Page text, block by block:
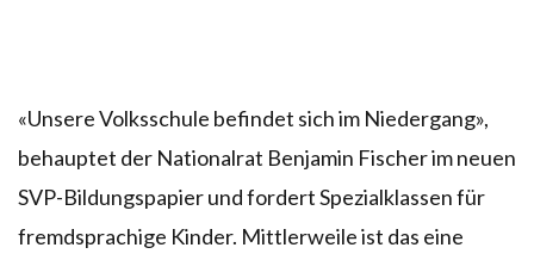
«Unsere Volksschule befindet sich im Niedergang»,
behauptet der Nationalrat Benjamin Fischer im neuen
SVP-Bildungspapier und fordert Spezialklassen für
fremdsprachige Kinder. Mittlerweile ist das eine